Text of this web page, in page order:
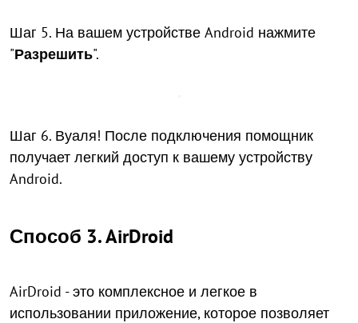
Шаг 5. На вашем устройстве Android нажмите
"Разрешить".
Шаг 6. Вуаля! После подключения помощник
получает легкий доступ к вашему устройству
Android.
Способ 3. AirDroid
AirDroid - это комплексное и легкое в
использовании приложение, которое позволяет